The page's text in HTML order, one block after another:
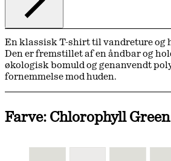
En klassisk T-shirt til vandreture og
Den er fremstillet af en åndbar og
økologisk bomuld og genanvendt
fornemmelse mod huden.
Farve: Chlorophyll Green